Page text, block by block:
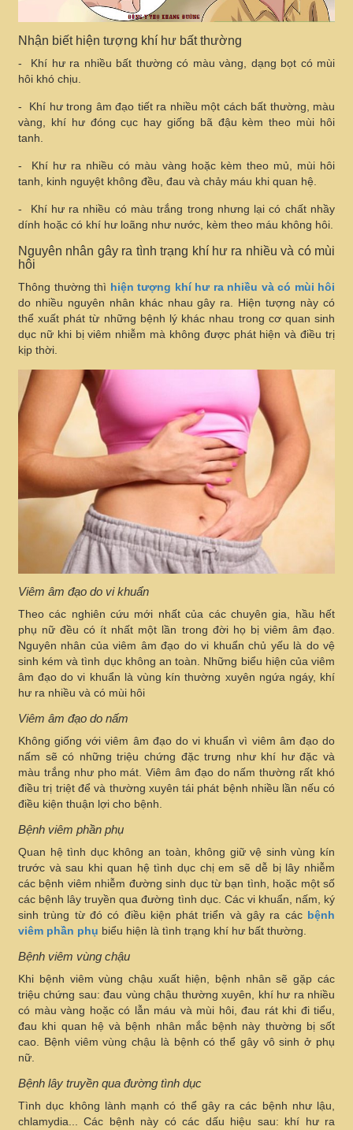
Nhận biết hiện tượng khí hư bất thường
- Khí hư ra nhiều bất thường có màu vàng, dạng bọt có mùi
hôi khó chịu.
- Khí hư trong âm đạo tiết ra nhiều một cách bất thường, màu
vàng, khí hư đóng cục hay giống bã đậu kèm theo mùi hôi
tanh.
- Khí hư ra nhiều có màu vàng hoặc kèm theo mủ, mùi hôi
tanh, kinh nguyệt không đều, đau và chảy máu khi quan hệ.
- Khí hư ra nhiều có màu trắng trong nhưng lại có chất nhầy
dính hoặc có khí hư loãng như nước, kèm theo máu không hôi.
Nguyên nhân gây ra tình trạng khí hư ra nhiều và có mùi
hôi
Thông thường thì hiện tượng khí hư ra nhiều và có mùi hôi
do nhiều nguyên nhân khác nhau gây ra. Hiện tượng này có
thể xuất phát từ những bệnh lý khác nhau trong cơ quan sinh
dục nữ khi bị viêm nhiễm mà không được phát hiện và điều trị
kịp thời.
Viêm âm đạo do vi khuẩn
Theo các nghiên cứu mới nhất của các chuyên gia, hầu hết
phụ nữ đều có ít nhất một lần trong đời họ bị viêm âm đạo.
Nguyên nhân của viêm âm đạo do vi khuẩn chủ yếu là do vệ
sinh kém và tình dục không an toàn. Những biểu hiện của viêm
âm đạo do vi khuẩn là vùng kín thường xuyên ngứa ngáy, khí
hư ra nhiều và có mùi hôi
Viêm âm đạo do nấm
Không giống với viêm âm đạo do vi khuẩn vì viêm âm đạo do
nấm sẽ có những triệu chứng đặc trưng như khí hư đặc và
màu trắng như pho mát. Viêm âm đạo do nấm thường rất khó
điều trị triệt để và thường xuyên tái phát bệnh nhiều lần nếu có
điều kiện thuận lợi cho bệnh.
Bệnh viêm phần phụ
Quan hệ tình dục không an toàn, không giữ vệ sinh vùng kín
trước và sau khi quan hệ tình dục chị em sẽ dễ bị lây nhiễm
các bệnh viêm nhiễm đường sinh dục từ bạn tình, hoặc một số
các bệnh lây truyền qua đường tình dục. Các vi khuẩn, nấm, ký
sinh trùng từ đó có điều kiện phát triển và gây ra các bệnh
viêm phần phụ biểu hiện là tình trạng khí hư bất thường.
Bệnh viêm vùng chậu
Khi bệnh viêm vùng chậu xuất hiện, bệnh nhân sẽ gặp các
triệu chứng sau: đau vùng chậu thường xuyên, khí hư ra nhiều
có màu vàng hoặc có lẫn máu và mùi hôi, đau rát khi đi tiểu,
đau khi quan hệ và bệnh nhân mắc bệnh này thường bị sốt
cao. Bệnh viêm vùng chậu là bệnh có thể gây vô sinh ở phụ
nữ.
Bệnh lây truyền qua đường tình dục
Tình dục không lành mạnh có thể gây ra các bệnh như lậu,
chlamydia... Các bệnh này có các dấu hiệu sau: khí hư ra